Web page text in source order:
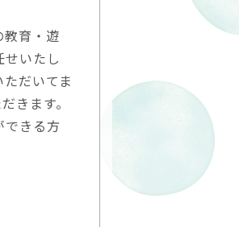
教育・遊
いたし
だいてま
きます。
きる方